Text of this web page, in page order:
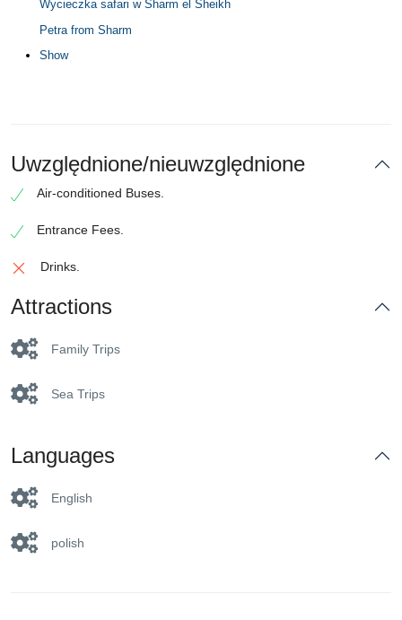
Wycieczka safari w Sharm el Sheikh
Petra from Sharm
Show
Uwzględnione/nieuwzględnione
Air-conditioned Buses.
Entrance Fees.
Drinks.
Attractions
Family Trips
Sea Trips
Languages
English
polish